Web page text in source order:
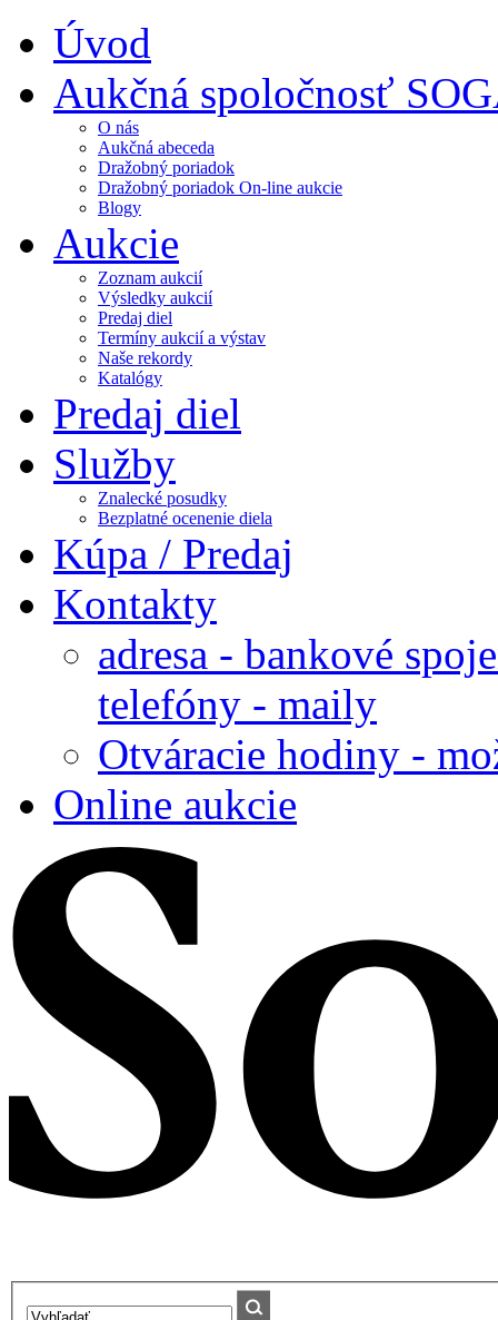
Úvod
Aukčná spoločnosť
O nás
Aukčná abeceda
Dražobný poriadok
Dražobný poriadok On-line aukcie
Blogy
Aukcie
Zoznam aukcií
Výsledky aukcií
Predaj diel
Termíny aukcií a výstav
Naše rekordy
Katalógy
Predaj diel
Služby
Znalecké posudky
Bezplatné ocenenie diela
Kúpa / Predaj
Kontakty
adresa - bankové
telefóny - maily
Otváracie hodiny -
Online aukcie